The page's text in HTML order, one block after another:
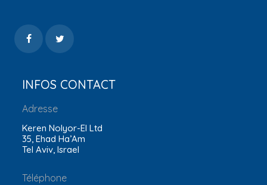
INFOS CONTACT
Adresse
Keren Nolyor-El Ltd
35, Ehad Ha’Am
Tel Aviv, Israel
Téléphone